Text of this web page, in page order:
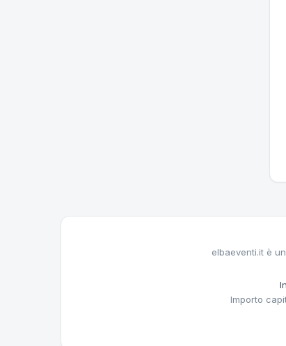
elbaeventi.it è
Importo